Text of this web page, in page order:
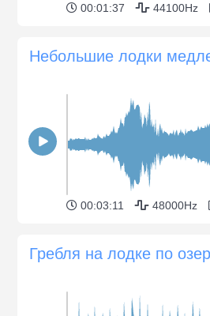
00:01:37 44100Hz
00:03:11 48000Hz
Гребля на лодке по